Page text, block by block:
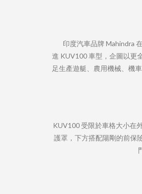
印度汽車品牌 Mahindra
進 KUV100 車型，企圖以更
足生產遊艇、農用機械、機
KUV100 受限於車格大小在
護罩，下方搭配陽剛的前保